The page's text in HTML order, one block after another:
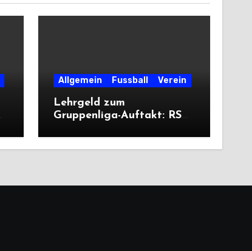
Allgemein Fussball Verein
Lehrgeld zum
Gruppenliga-Auftakt: RSV
deutlich